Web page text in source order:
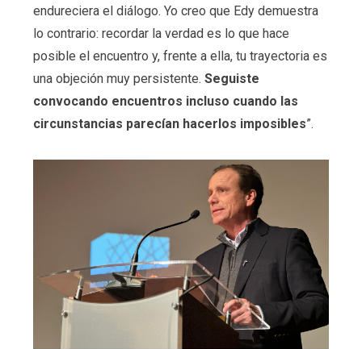
endureciera el diálogo. Yo creo que Edy demuestra
lo contrario: recordar la verdad es lo que hace
posible el encuentro y, frente a ella, tu trayectoria es
una objeción muy persistente. Seguiste
convocando encuentros incluso cuando las
circunstancias parecían hacerlos imposibles”.